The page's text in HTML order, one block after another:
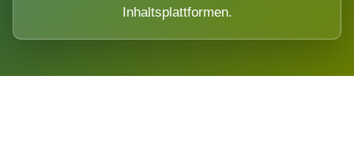
Inhaltsplattformen.